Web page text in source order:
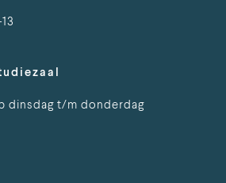
dinsdag t/m donderdag